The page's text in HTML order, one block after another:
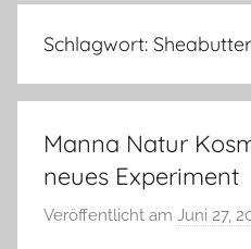
–
Lifestyle,
Produkttests
vieles
Schlagwort: Sheabutter
Manna Natur
neues Experiment
Veröffentlicht am Juni 27,